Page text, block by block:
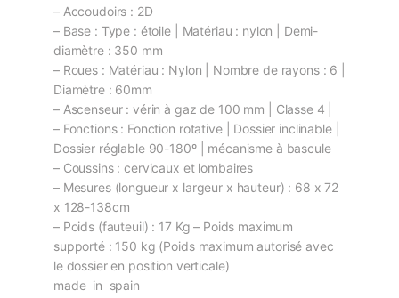
– Accoudoirs : 2D
– Base : Type : étoile | Matériau : nylon | Demi-
diamètre : 350 mm
– Roues : Matériau : Nylon | Nombre de rayons : 6 |
Diamètre : 60mm
– Ascenseur : vérin à gaz de 100 mm | Classe 4 |
– Fonctions : Fonction rotative | Dossier inclinable |
Dossier réglable 90-180º | mécanisme à bascule
– Coussins : cervicaux et lombaires
– Mesures (longueur x largeur x hauteur) : 68 x 72
x 128-138cm
– Poids (fauteuil) : 17 Kg – Poids maximum
supporté : 150 kg (Poids maximum autorisé avec
le dossier en position verticale)
made in spain